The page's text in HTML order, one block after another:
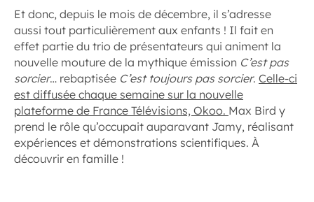
Et donc, depuis le mois de décembre, il s’adresse
aussi tout particulièrement aux enfants ! Il fait en
effet partie du trio de présentateurs qui animent la
nouvelle mouture de la mythique émission C’est pas
sorcier… rebaptisée C’est toujours pas sorcier. Celle-ci
est diffusée chaque semaine sur la nouvelle
plateforme de France Télévisions, Okoo. Max Bird y
prend le rôle qu’occupait auparavant Jamy, réalisant
expériences et démonstrations scientifiques. À
découvrir en famille !